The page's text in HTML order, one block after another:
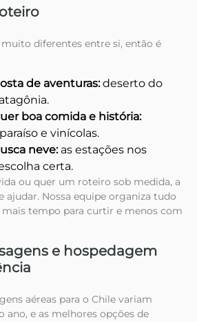
diferentes entre si, então é
de aventuras:deserto do
boa comida e história:
e vinícolas.
neve:as estações nos
certa.
ou quer um roteiro sob medida, a
ajudar. Nossa equipe organiza tudo
mais tempo para curtir e menos com
e hospedagem
aéreas para o Chile variam
ano, e as melhores opções de